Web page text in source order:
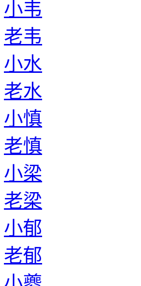
小韦
老韦
小水
老水
小慎
老慎
小梁
老梁
小郁
老郁